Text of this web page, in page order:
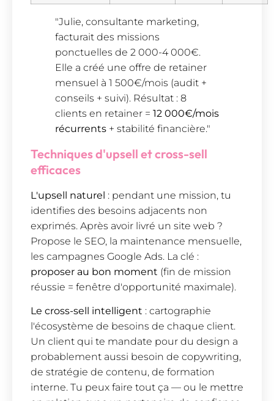
"Julie, consultante marketing,
facturait des missions
ponctuelles de 2 000-4 000€.
Elle a créé une offre de retainer
mensuel à 1 500€/mois (audit +
conseils + suivi). Résultat : 8
clients en retainer = 12 000€/mois
récurrents + stabilité financière."
Techniques d'upsell et cross-sell
efficaces
L'upsell naturel : pendant une mission, tu
identifies des besoins adjacents non
exprimés. Après avoir livré un site web ?
Propose le SEO, la maintenance mensuelle,
les campagnes Google Ads. La clé :
proposer au bon moment (fin de mission
réussie = fenêtre d'opportunité maximale).
Le cross-sell intelligent : cartographie
l'écosystème de besoins de chaque client.
Un client qui te mandate pour du design a
probablement aussi besoin de copywriting,
de stratégie de contenu, de formation
interne. Tu peux faire tout ça — ou le mettre